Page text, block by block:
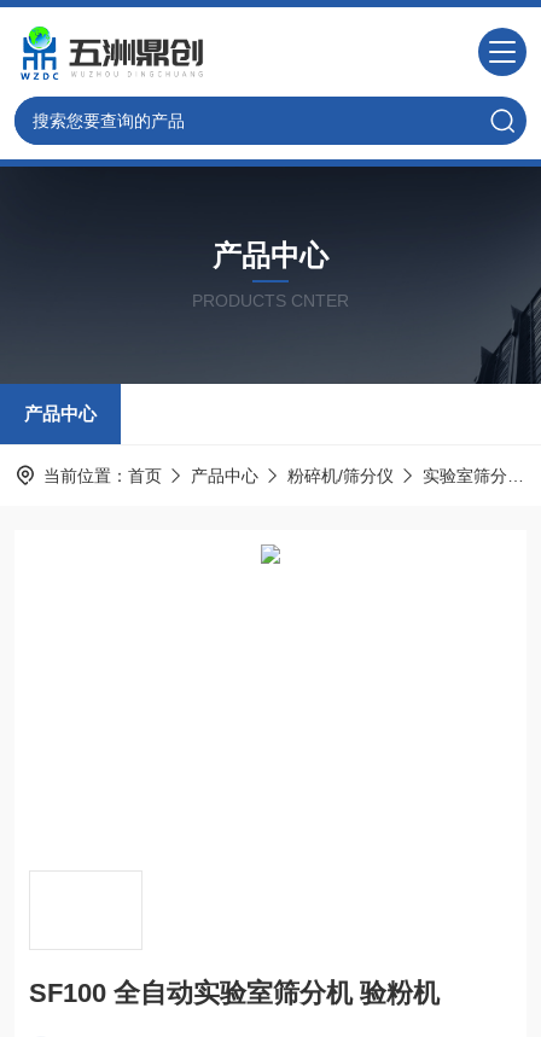
产品中心
PRODUCTS CNTER
产品中心
当前位置： 首页 产品中心 粉碎机/筛分仪 实验室筛分机筛分仪
SF100 全自动实验室筛分机 验粉机